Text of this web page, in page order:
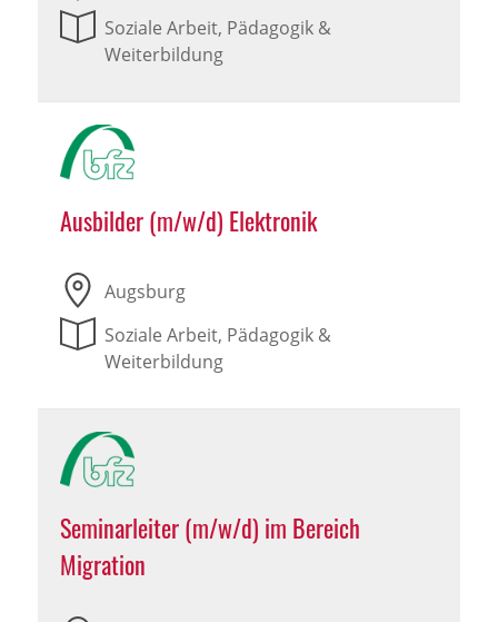
Soziale Arbeit, Pädagogik &
Weiterbildung
Ausbilder (m/w/d) Elektronik
Augsburg
Soziale Arbeit, Pädagogik &
Weiterbildung
Seminarleiter (m/w/d) im Bereich
Migration